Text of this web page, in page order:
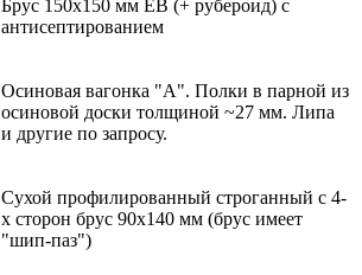
Брус 150х150 мм ЕВ (+ рубероид) с
антисептированием
Осиновая вагонка "А". Полки в парной из
осиновой доски толщиной ~27 мм. Липа
и другие по запросу.
Сухой профилированный строганный с 4-
х сторон брус 90х140 мм (брус имеет
"шип-паз")